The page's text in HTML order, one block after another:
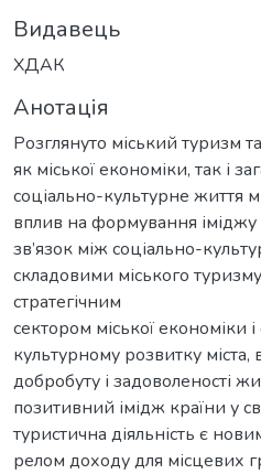
Видавець
ХДАК
Анотація
Розглянуто міський туризм
як міської економіки, так і
соціально-культурне життя
вплив на формування іміджу
зв’язок між соціально-
складовими міського
стратегічним
сектором міської економіки
культурному розвитку
добробуту і задоволеності
позитивний імідж країни у
туристична діяльність є
релом доходу для місцевих